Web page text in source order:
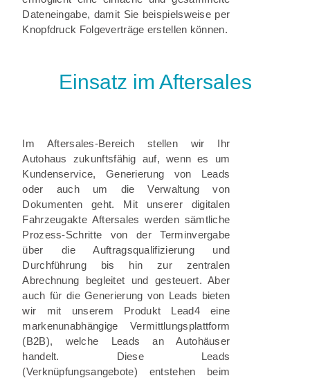
Dateneingabe, damit Sie beispielsweise per
Knopfdruck Folgeverträge erstellen können.
Einsatz im Aftersales
Im Aftersales-Bereich stellen wir Ihr
Autohaus zukunftsfähig auf, wenn es um
Kundenservice, Generierung von Leads
oder auch um die Verwaltung von
Dokumenten geht. Mit unserer digitalen
Fahrzeugakte Aftersales werden sämtliche
Prozess-Schritte von der Terminvergabe
über die Auftragsqualifizierung und
Durchführung bis hin zur zentralen
Abrechnung begleitet und gesteuert. Aber
auch für die Generierung von Leads bieten
wir mit unserem Produkt Lead4 eine
markenunabhängige Vermittlungsplattform
(B2B), welche Leads an Autohäuser
handelt. Diese Leads
(Verknüpfungsangebote) entstehen beim